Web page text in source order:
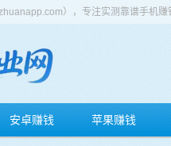
），专注实测靠谱手机赚
安卓赚钱 苹果赚钱